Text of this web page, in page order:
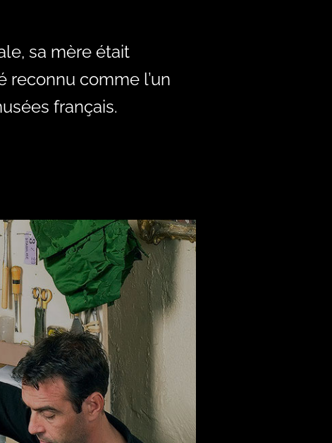
sa mère était
reconnu comme l’un
français.